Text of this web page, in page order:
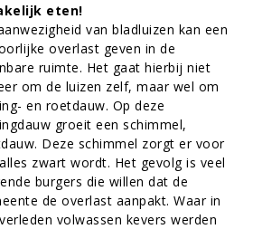
eten!
van bladluizen kan een
overlast geven in de
ruimte. Het gaat hierbij niet
om de luizen zelf, maar wel om
en roetdauw. Op deze
groeit een schimmel,
Deze schimmel zorgt er voor
zwart wordt. Het gevolg is veel
burgers die willen dat de
de overlast aanpakt. Waar in
volwassen kevers werden